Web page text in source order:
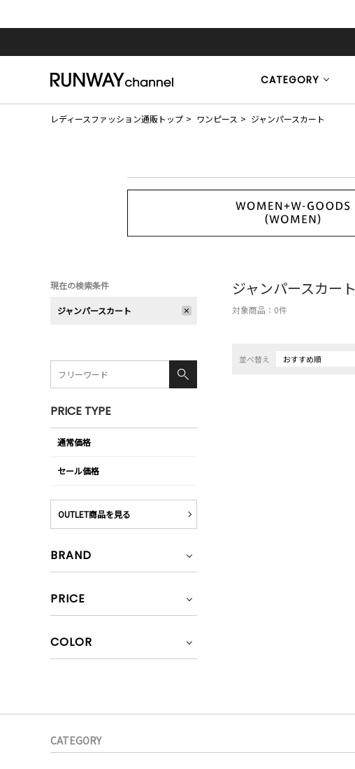
CATEGORY
レディースファッション通販トップ ワンピース ジャンパースカート
ジャンパースカート
対象商品： 0件
並べ替え おすすめ順
現在の検索条件
ジャンパースカート
PRICE TYPE
通常価格
セール価格
OUTLET商品を見る
BRAND
PRICE
COLOR
CATEGORY